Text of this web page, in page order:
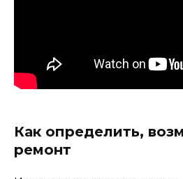
Как определить,
ремонт